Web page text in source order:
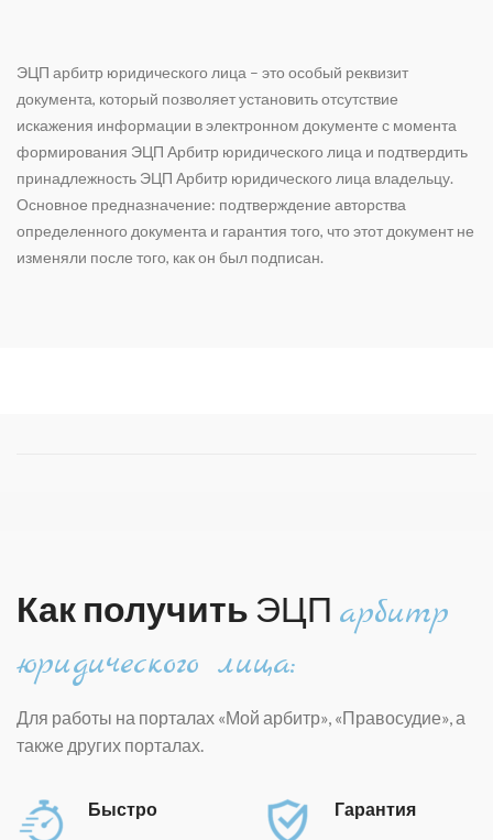
ЭЦП арбитр юридического лица – это особый реквизит
документа, который позволяет установить отсутствие
искажения информации в электронном документе с момента
формирования ЭЦП Арбитр юридического лица и подтвердить
принадлежность ЭЦП Арбитр юридического лица владельцу.
Основное предназначение: подтверждение авторства
определенного документа и гарантия того, что этот документ не
изменяли после того, как он был подписан.
Как получить ЭЦП арбитр
юридического лица:
Для работы на порталах «Мой арбитр», «Правосудие», а
также других порталах.
Быстро Гарантия